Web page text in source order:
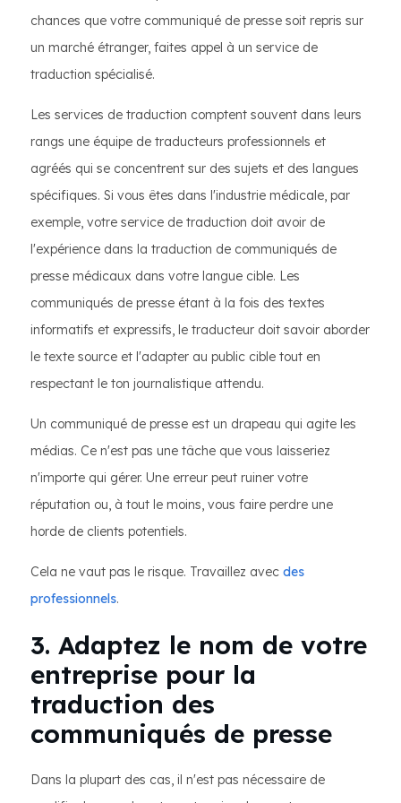
chances que votre communiqué de presse soit repris sur
un marché étranger, faites appel à un service de
traduction spécialisé.
Les services de traduction comptent souvent dans leurs
rangs une équipe de traducteurs professionnels et
agréés qui se concentrent sur des sujets et des langues
spécifiques. Si vous êtes dans l'industrie médicale, par
exemple, votre service de traduction doit avoir de
l'expérience dans la traduction de communiqués de
presse médicaux dans votre langue cible. Les
communiqués de presse étant à la fois des textes
informatifs et expressifs, le traducteur doit savoir aborder
le texte source et l'adapter au public cible tout en
respectant le ton journalistique attendu.
Un communiqué de presse est un drapeau qui agite les
médias. Ce n'est pas une tâche que vous laisseriez
n'importe qui gérer. Une erreur peut ruiner votre
réputation ou, à tout le moins, vous faire perdre une
horde de clients potentiels.
Cela ne vaut pas le risque. Travaillez avec des
professionnels.
3. Adaptez le nom de votre
entreprise pour la
traduction des
communiqués de presse
Dans la plupart des cas, il n'est pas nécessaire de